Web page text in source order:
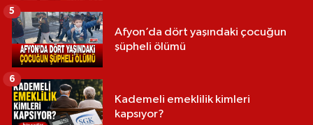
Afyon’da dört yaşındaki çocuğun
şüpheli ölümü
5
Kademeli emeklilik kimleri
kapsıyor?
6